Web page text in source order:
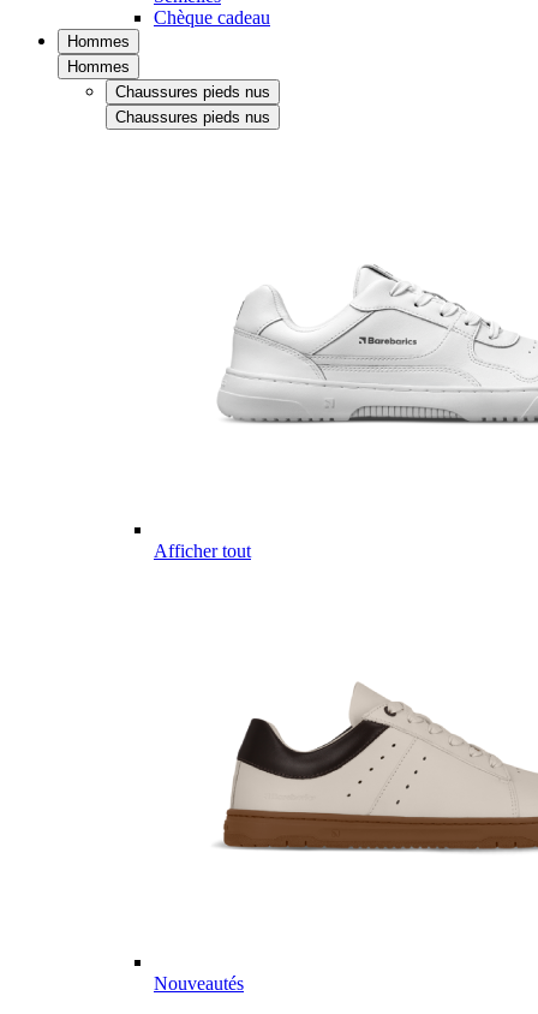
Chèque cadeau
Hommes
Hommes
Chaussures pieds nus
Chaussures pieds nus
Afficher tout
Nouveautés